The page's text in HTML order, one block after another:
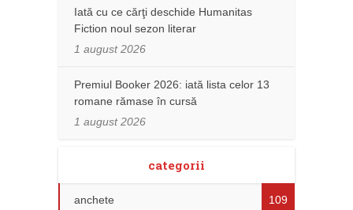
Iată cu ce cărţi deschide Humanitas
Fiction noul sezon literar
1 august 2026
Premiul Booker 2026: iată lista celor 13
romane rămase în cursă
1 august 2026
categorii
anchete 109